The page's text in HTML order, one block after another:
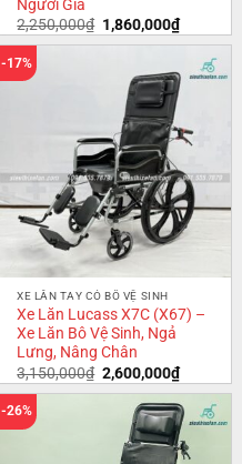
Người Già
2,250,000₫ 1,860,000₫
-17%
XE LĂN TAY CÓ BÔ VỆ SINH
Xe Lăn Lucass X7C (X67) –
Xe Lăn Bô Vệ Sinh, Ngả
Lưng, Nâng Chân
3,150,000₫ 2,600,000₫
-26%